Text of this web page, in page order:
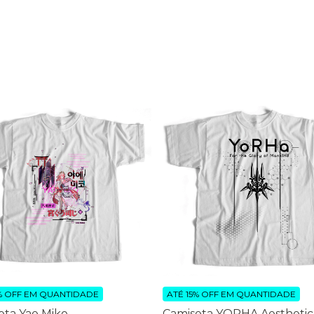
OFF EM QUANTIDADE ATÉ 15% OFF EM QUANTIDADE